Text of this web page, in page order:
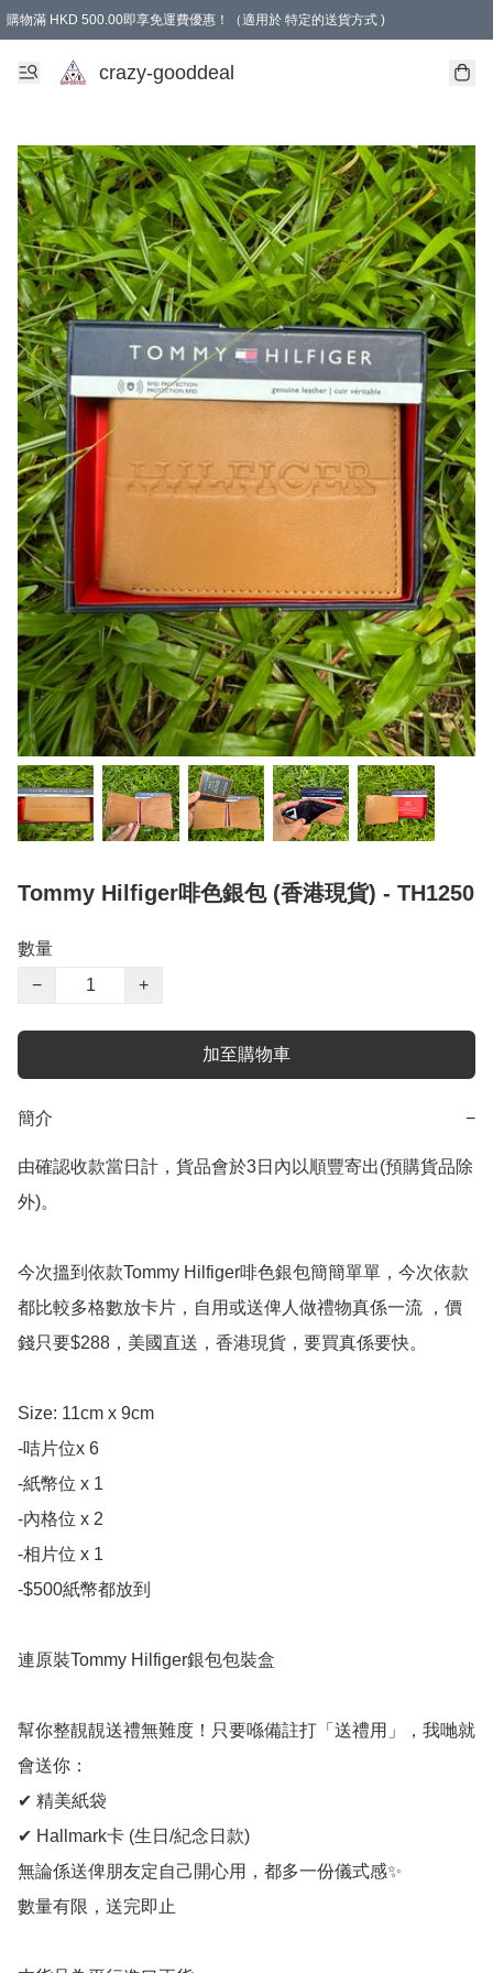
購物滿 HKD 500.00即享免運費優惠！（適用於 特定的送貨方式 )
成為會員可享免費禮品
crazy-gooddeal
Tommy Hilfiger啡色銀包 (香港現貨) - TH1250
數量
−
+
加至購物車
簡介 −
由確認收款當日計，貨品會於3日內以順豐寄出(預購貨品除
外)。
今次搵到依款Tommy Hilfiger啡色銀包簡簡單單，今次依款
都比較多格數放卡片，自用或送俾人做禮物真係一流 ，價
錢只要$288，美國直送，香港現貨，要買真係要快。
Size: 11cm x 9cm
-咭片位x 6
-紙幣位 x 1
-內格位 x 2
-相片位 x 1
-$500紙幣都放到
連原裝Tommy Hilfiger銀包包裝盒
幫你整靚靚送禮無難度！只要喺備註打「送禮用」，我哋就
會送你：
✔ 精美紙袋
✔ Hallmark卡 (生日/紀念日款)
無論係送俾朋友定自己開心用，都多一份儀式感✨
數量有限，送完即止